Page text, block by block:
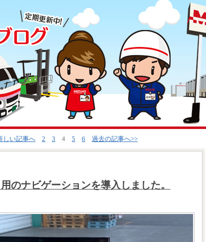
しい記事へ 2 3 4 5 6 過去の記事へ>>
のナビゲーションを導入しました。